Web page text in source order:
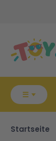
☰
Startseite